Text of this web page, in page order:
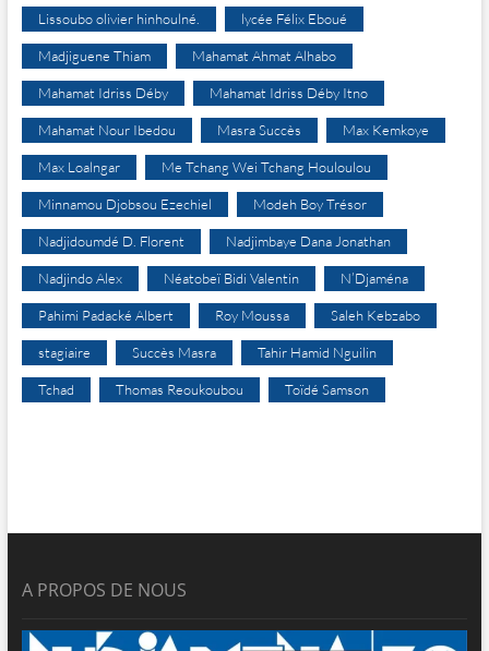
Lissoubo olivier hinhoulné. lycée Félix Eboué
Madjiguene Thiam Mahamat Ahmat Alhabo
Mahamat Idriss Déby Mahamat Idriss Déby Itno
Mahamat Nour Ibedou Masra Succès Max Kemkoye
Max Loalngar Me Tchang Wei Tchang Houloulou
Minnamou Djobsou Ezechiel Modeh Boy Trésor
Nadjidoumdé D. Florent Nadjimbaye Dana Jonathan
Nadjindo Alex Néatobeï Bidi Valentin N’Djaména
Pahimi Padacké Albert Roy Moussa Saleh Kebzabo
stagiaire Succès Masra Tahir Hamid Nguilin
Tchad Thomas Reoukoubou Toïdé Samson
A PROPOS DE NOUS